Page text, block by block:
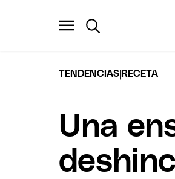
TENDENCIAS RECETA
Una